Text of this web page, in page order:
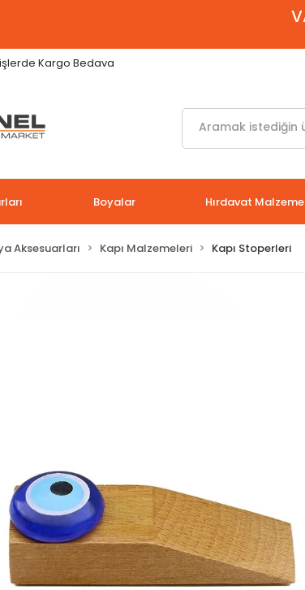
Kargo Bedava
Boyalar Hırdavat
Aksesuarları Kapı Malzemeleri Kapı Stoperleri